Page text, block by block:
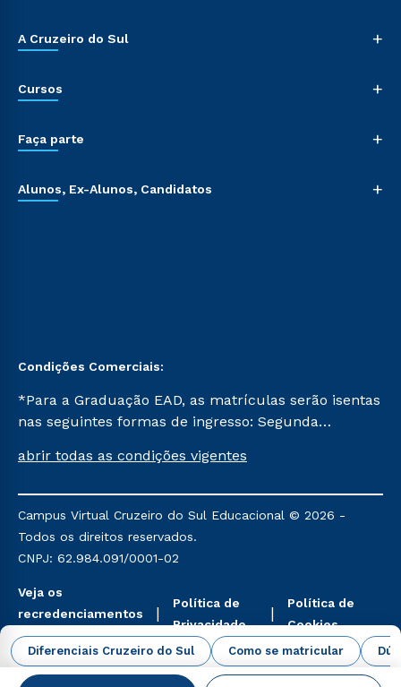
Diferenciais Cruzeiro do Sul Como se matricular
A Cruzeiro do Sul +
Cursos +
Faça parte +
Alunos, Ex-Alunos, Candidatos +
Condições Comerciais:
*Para a Graduação EAD, as matrículas serão isentas
nas seguintes formas de ingresso: Segunda
Já para as demais, a taxa de matrícula será de R$
mencionadas são referentes aos cursos: Ensino
Religioso, Geografia para a Docência e Metodologia
do Ensino de História: Questões Atuais.
abrir todas as condições vigentes
Campus Virtual Cruzeiro do Sul Educacional © 2026 -
Todos os direitos reservados.
CNPJ: 62.984.091/0001-02
Veja os
recredenciamentos
aqui
Política de
Privacidade
Política de
Cookies